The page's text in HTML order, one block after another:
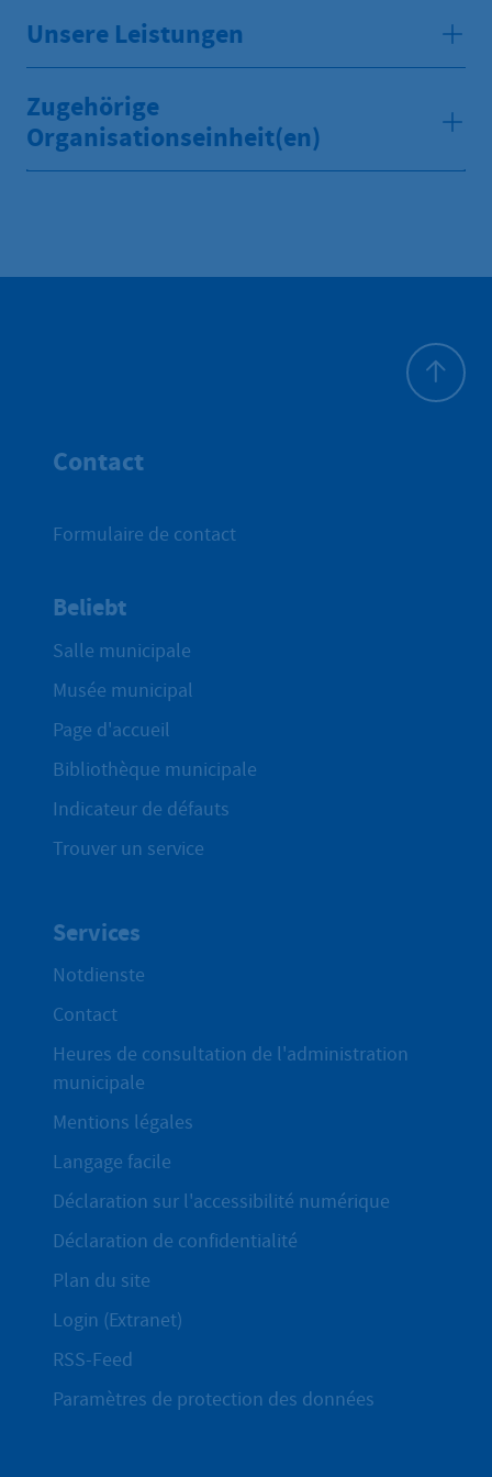
Unsere Leistungen
Zugehörige
Organisationseinheit(en)
Contact
Formulaire de contact
Beliebt
Salle municipale
Musée municipal
Page d'accueil
Bibliothèque municipale
Indicateur de défauts
Trouver un service
Services
Notdienste
Contact
Heures de consultation de l'administration
municipale
Mentions légales
Langage facile
Déclaration sur l'accessibilité numérique
Déclaration de confidentialité
Plan du site
Login (Extranet)
RSS-Feed
Paramètres de protection des données